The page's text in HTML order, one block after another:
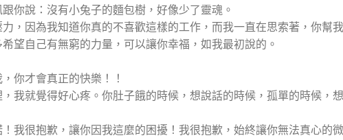
你說：沒有小兔子的麵包樹，好像少了靈魂。
，因為我知道你真的不喜歡這樣的工作，而我一直在思索著，你幫
望自己有無窮的力量，可以讓你幸福，如我最初說的。
你才會真正的快樂！！
我就覺得好心疼。你肚子餓的時候，想說話的時候，孤單的時候，
我很抱歉，讓你因我這麼的困擾！我很抱歉，始終讓你無法真心的